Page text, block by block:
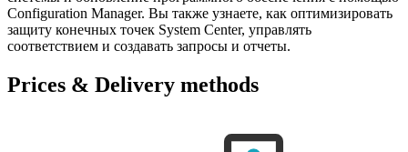
Configuration Manager. Вы также узнаете, как оптимизировать
защиту конечных точек System Center, управлять
соответствием и создавать запросы и отчеты.
Prices & Delivery methods